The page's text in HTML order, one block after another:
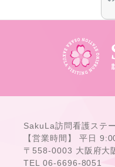
SakuLa訪問看護ステ
【営業時間】 平日
〒558-0003 大阪府大
TEL 06-6696-8051